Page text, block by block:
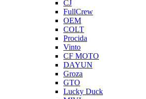
CJ
FullCrew
OEM
COLT
Procida
Vinto
CF MOTO
DAYUN
Groza
GTO
Lucky Duck